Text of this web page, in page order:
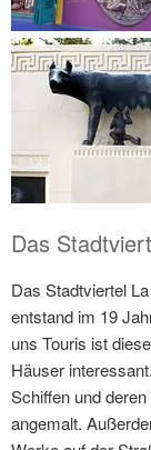
Das
Das Stadtviertel
entstand im 19
uns Touris ist
Häuser
Schiffen und
angemalt.